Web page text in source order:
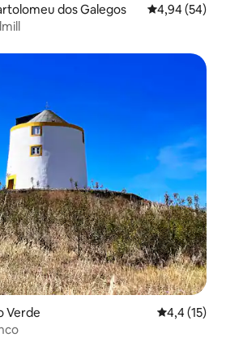
dos Galegos Évaluation
4,94 (54)
Verde Évaluation
4,4 (15)